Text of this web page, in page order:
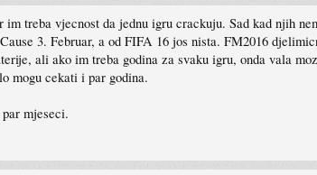
treba vjecnost da jednu igru crackuju. Sad kad njih
3. Februar, a od FIFA 16 jos nista. FM2016
ali ako im treba godina za svaku igru, onda vala
mogu cekati i par godina.
mjeseci.